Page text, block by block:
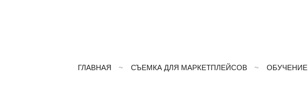
ГЛАВНАЯ СЪЕМКА ДЛЯ МАРКЕТПЛЕЙСОВ ОБУЧЕНИЕ